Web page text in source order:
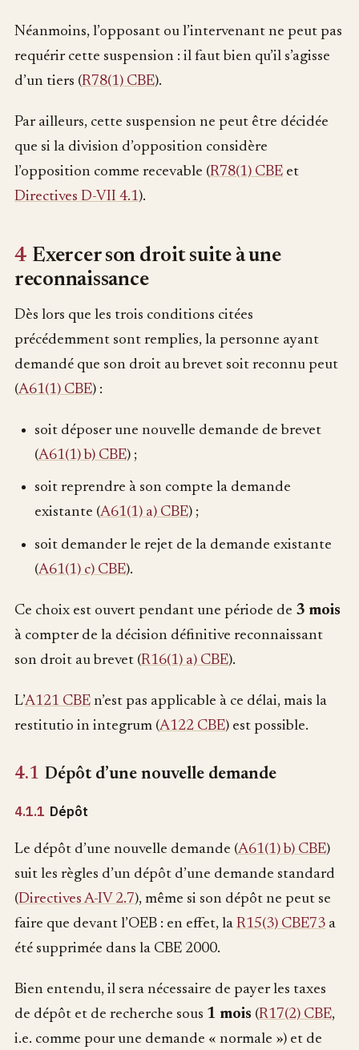
Néanmoins, l’opposant ou l’intervenant ne peut pas
requérir cette suspension : il faut bien qu’il s’agisse
d’un tiers (R78(1) CBE).
Par ailleurs, cette suspension ne peut être décidée
que si la division d’opposition considère
l’opposition comme recevable (R78(1) CBE et
Directives D-VII 4.1).
4 Exercer son droit suite à une
reconnaissance
Dès lors que les trois conditions citées
précédemment sont remplies, la personne ayant
demandé que son droit au brevet soit reconnu peut
(A61(1) CBE) :
soit déposer une nouvelle demande de brevet
(A61(1) b) CBE) ;
soit reprendre à son compte la demande
existante (A61(1) a) CBE) ;
soit demander le rejet de la demande existante
(A61(1) c) CBE).
Ce choix est ouvert pendant une période de 3 mois
à compter de la décision définitive reconnaissant
son droit au brevet (R16(1) a) CBE).
L’A121 CBE n’est pas applicable à ce délai, mais la
restitutio in integrum (A122 CBE) est possible.
4.1 Dépôt d’une nouvelle demande
4.1.1 Dépôt
Le dépôt d’une nouvelle demande (A61(1) b) CBE)
suit les règles d’un dépôt d’une demande standard
(Directives A-IV 2.7), même si son dépôt ne peut se
faire que devant l’OEB : en effet, la R15(3) CBE73 a
été supprimée dans la CBE 2000.
Bien entendu, il sera nécessaire de payer les taxes
de dépôt et de recherche sous 1 mois (R17(2) CBE,
i.e. comme pour une demande « normale ») et de